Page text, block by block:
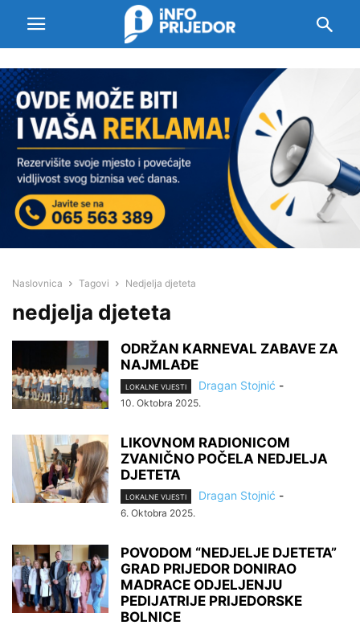
Naslovnica Tagovi Nedjelja djeteta
nedjelja djeteta
ODRŽAN KARNEVAL ZABAVE ZA
NAJMLAĐE
LOKALNE VIJESTI Dragan Stojnić -
10. Oktobra 2025.
LIKOVNOM RADIONICOM
ZVANIČNO POČELA NEDJELJA
DJETETA
LOKALNE VIJESTI Dragan Stojnić -
6. Oktobra 2025.
POVODOM “NEDJELJE DJETETA”
GRAD PRIJEDOR DONIRAO
MADRACE ODJELJENJU
PEDIJATRIJE PRIJEDORSKE
BOLNICE